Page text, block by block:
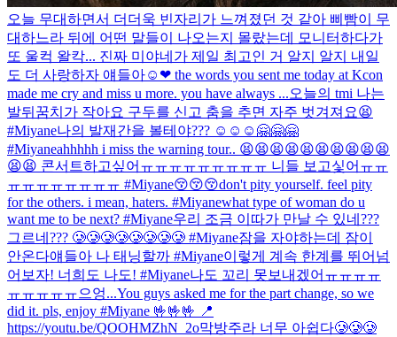
오늘 무대하면서 더더욱 빈자리가 느껴졌던 것 같아 삐빰이 무
대하느라 뒤에 어떤 말들이 나오는지 몰랐는데 모니터하다가
또 울컥 왈칵... 진짜 미야네가 제일 최고인 거 알지 알지 내일
도 더 사랑하자 얘들아☺❤ the words you sent me today at Kcon
made me cry and miss u more. you have always ...오늘의 tmi 나는
발뒤꿈치가 작아요 구두를 신고 춤을 추면 자주 벗겨져요😫
#Miyane나의 발재간을 볼테야??? ☺☺☺🤗🤗🤗
#Miyaneahhhhh i miss the warning tour.. 😫😫😫😫😫😫😫😫😫😫
😫😫 콘서트하고싶어ㅠㅠㅠㅠㅠㅠㅠㅠㅠ 니들 보고싳어ㅠㅠ
ㅠㅠㅠㅠㅠㅠㅠㅠ #Miyane😚😚😚don't pity yourself. feel pity
for the others. i mean, haters. #Miyanewhat type of woman do u
want me to be next? #Miyane우리 조금 이따가 만날 수 있네???
그르네??? 🥲🥲🥲🥲🥲🥲🥲🥲 #Miyane잠을 자야하는데 잠이
안온다얘들아 나 태닝할까 #Miyane이렇게 계속 한계를 뛰어넘
어보자! 너희도 나도! #Miyane나도 꼬리 못보내겠어ㅠㅠㅠㅠ
ㅠㅠㅠㅠㅠ으엉...You guys asked me for the part change, so we
did it. pls, enjoy #Miyane 🤟🤟🤟 📍
https://youtu.be/QOOHMZhN_2o막방주라 너무 아쉽다🥲🥲🥲